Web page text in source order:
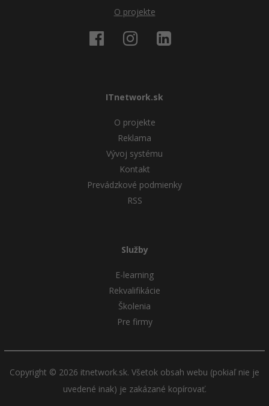
O projekte
ITnetwork.sk
O projekte
Reklama
Vývoj systému
Kontakt
Prevádzkové podmienky
RSS
Služby
E-learning
Rekvalifikácie
Školenia
Pre firmy
Copyright © 2026 itnetwork.sk. Všetok obsah webu (pokiaľ nie je
uvedené inak) je zakázané kopírovať.